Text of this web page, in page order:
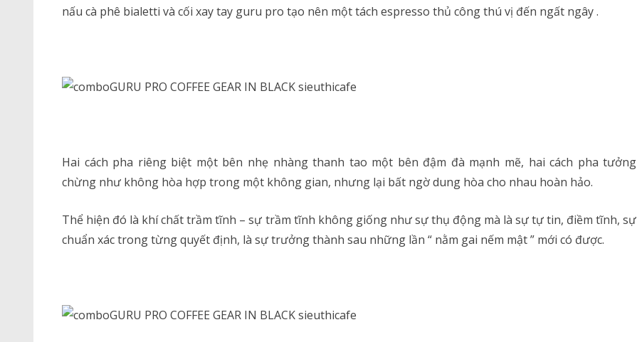
nấu cà phê bialetti và cối xay tay guru pro tạo nên một tách espresso thủ công thú vị đến ngất ngây .
Hai cách pha riêng biệt một bên nhẹ nhàng thanh tao một bên đậm đà mạnh mẽ, hai cách pha tưởng
chừng như không hòa hợp trong một không gian, nhưng lại bất ngờ dung hòa cho nhau hoàn hảo.
Thể hiện đó là khí chất trầm tĩnh – sự trầm tĩnh không giống như sự thụ động mà là sự tự tin, điềm tĩnh, sự
chuẩn xác trong từng quyết định, là sự trưởng thành sau những lần “ nằm gai nếm mật ” mới có được.